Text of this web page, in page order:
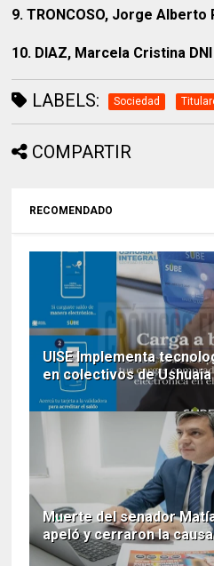
9. TRONCOSO, Jorge Alberto
10. DIAZ, Marcela Cristina
LABELS: Sociedad
COMPARTIR
RECOMENDADO
UISE Implementa
en colectivos de Ushuaia
Muerte del senador
apeló y cerraron la causa